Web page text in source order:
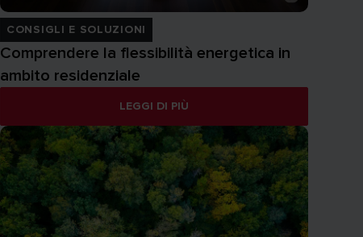
CONSIGLI E SOLUZIONI
Comprendere la flessibilità energetica in
ambito residenziale
LEGGI DI PIÙ